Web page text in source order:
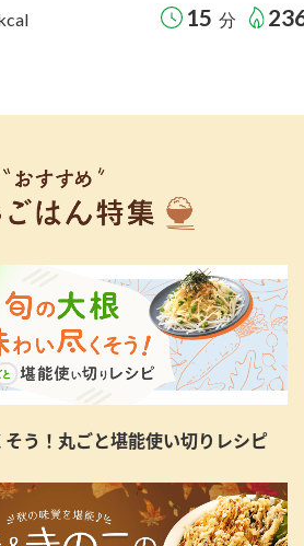
15 分
う！丸ごと堪能使い切りレシピ